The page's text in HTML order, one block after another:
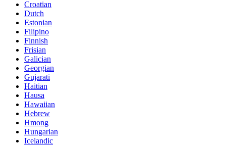
Croatian
Dutch
Estonian
Filipino
Finnish
Frisian
Galician
Georgian
Gujarati
Haitian
Hausa
Hawaiian
Hebrew
Hmong
Hungarian
Icelandic